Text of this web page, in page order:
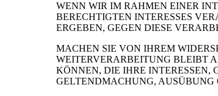
WENN WIR IM RAHMEN EINER
BERECHTIGTEN INTERESSES
ERGEBEN, GEGEN DIESE
MACHEN SIE VON IHREM
WEITERVERARBEITUNG BLEIBT
KÖNNEN, DIE IHRE INTERESSEN,
GELTENDMACHUNG, AUSÜBUNG